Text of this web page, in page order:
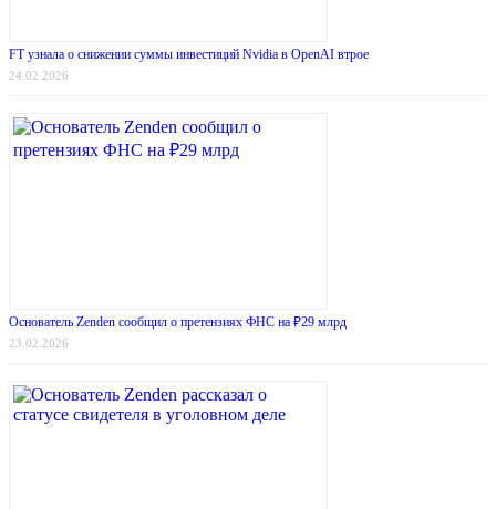
FT узнала о снижении суммы инвестиций Nvidia в OpenAI втрое
24.02.2026
Основатель Zenden сообщил о претензиях ФНС на ₽29 млрд
23.02.2026